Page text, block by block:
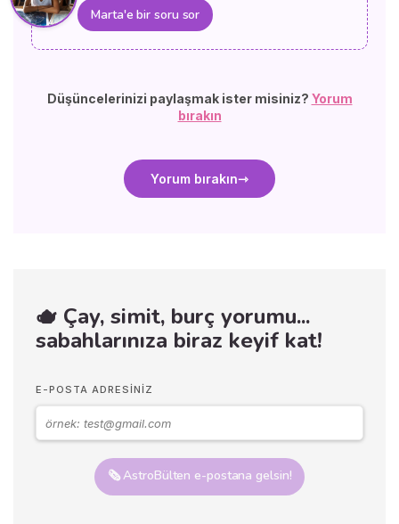
Marta'e bir soru sor
Düşüncelerinizi paylaşmak ister misiniz? Yorum
bırakın
Yorum bırakın
🫖 Çay, simit, burç yorumu...
sabahlarınıza biraz keyif kat!
E-POSTA ADRESINIZ
🗞️ AstroBülten e-postana gelsin!